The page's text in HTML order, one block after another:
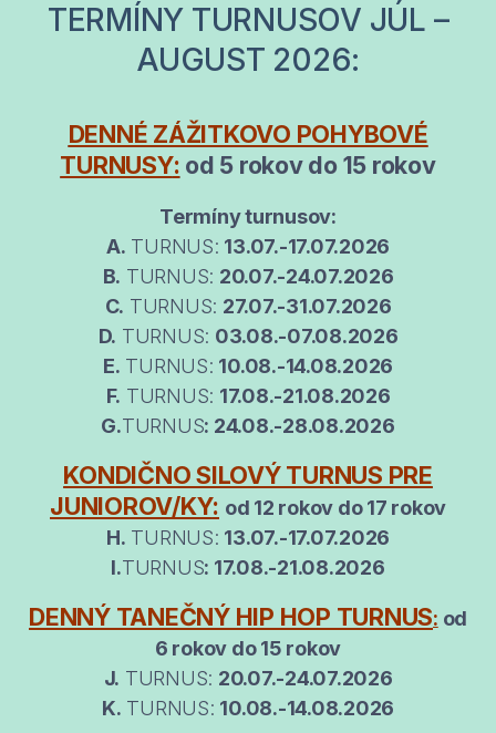
TERMÍNY TURNUSOV JÚL –
AUGUST 2026:
DENNÉ ZÁŽITKOVO POHYBOVÉ
TURNUSY: od 5 rokov do 15 rokov
Termíny turnusov:
A. TURNUS: 13.07.-17.07.2026
B. TURNUS: 20.07.-24.07.2026
C. TURNUS: 27.07.-31.07.2026
D. TURNUS: 03.08.-07.08.2026
E. TURNUS: 10.08.-14.08.2026
F. TURNUS: 17.08.-21.08.2026
G.TURNUS: 24.08.-28.08.2026
KONDIČNO SILOVÝ TURNUS PRE
JUNIOROV/KY: od 12 rokov do 17 rokov
H. TURNUS: 13.07.-17.07.2026
I.TURNUS: 17.08.-21.08.2026
DENNÝ TANEČNÝ HIP HOP TURNUS: od
6 rokov do 15 rokov
J. TURNUS: 20.07.-24.07.2026
K. TURNUS: 10.08.-14.08.2026